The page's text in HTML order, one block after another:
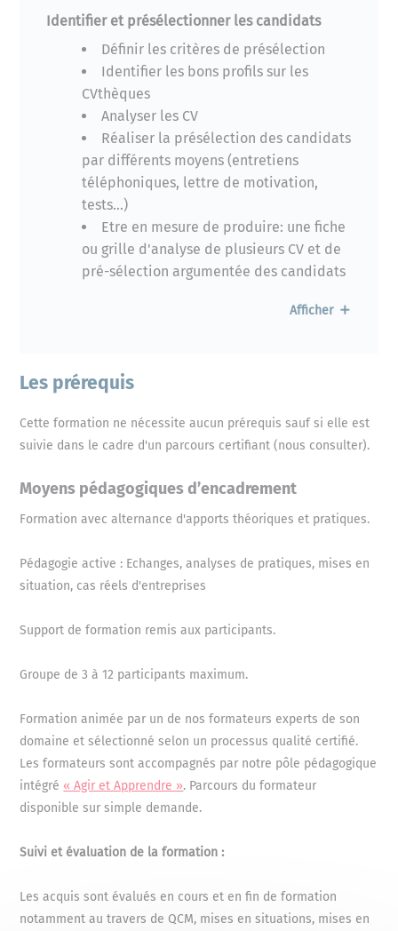
Identifier et présélectionner les candidats
Définir les critères de présélection
Identifier les bons profils sur les
CVthèques
Analyser les CV
Réaliser la présélection des candidats
par différents moyens (entretiens
téléphoniques, lettre de motivation,
tests…)
Etre en mesure de produire: une fiche
ou grille d'analyse de plusieurs CV et de
pré-sélection argumentée des candidats
Savoir mener un entretien de recrutement
méthodes)
Les pièges du recruteur et les moyens
Utilité de préparer son entretien
Réussir l’étape d’accueil du candidat
Développer le questionnement et
l’écoute active
candidat
Apprendre à mieux cerner les
pertinence
de l’entreprise
Valoriser les profils des candidats
retenus auprès de sa Direction et des
autres parties prenantes (managers, etc.)
Effectuer un feed-back aux candidats:
positifs ou négatifs
d'utiliser une grille d'analyse et
décision)
Afficher
Les prérequis
Cette formation ne nécessite aucun prérequis sauf si elle est
suivie dans le cadre d'un parcours certifiant (nous consulter).
Moyens pédagogiques d’encadrement
Formation avec alternance d'apports théoriques et pratiques.
Pédagogie active : Echanges, analyses de pratiques, mises en
situation, cas réels d'entreprises
Support de formation remis aux participants.
Groupe de 3 à 12 participants maximum.
Formation animée par un de nos formateurs experts de son
domaine et sélectionné selon un processus qualité certifié.
Les formateurs sont accompagnés par notre pôle pédagogique
intégré « Agir et Apprendre ». Parcours du formateur
disponible sur simple demande.
Suivi et évaluation de la formation :
Les acquis sont évalués en cours et en fin de formation
notamment au travers de QCM, mises en situations, mises en